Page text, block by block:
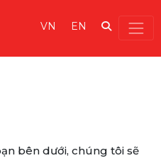
VN EN
bên dưới, chúng tôi sẽ